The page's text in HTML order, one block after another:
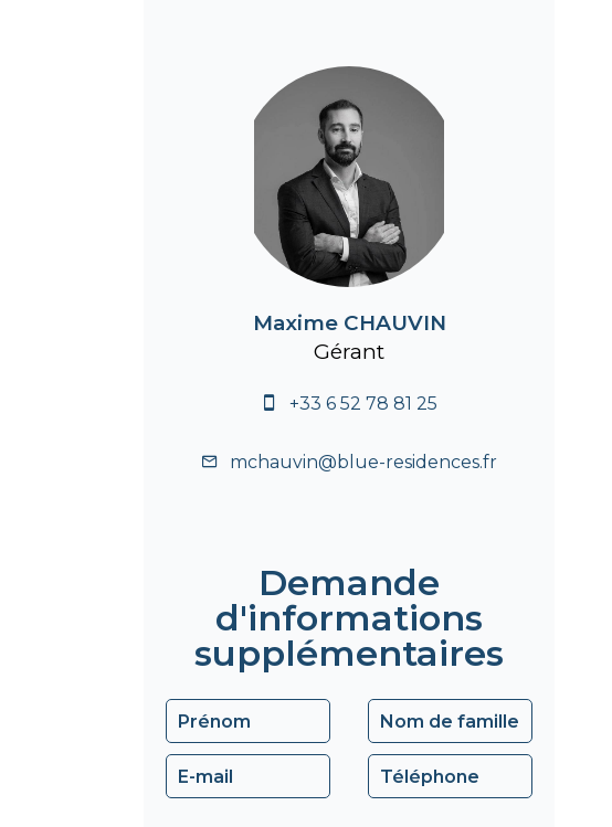
Maxime CHAUVIN
Gérant
+33 6 52 78 81 25
mchauvin@blue-residences.fr
Demande
d'informations
supplémentaires